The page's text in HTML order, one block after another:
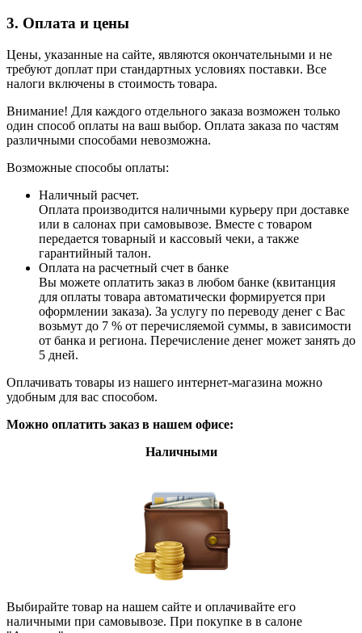
3. Оплата и цены
Цены, указанные на сайте, являются окончательными и не
требуют доплат при стандартных условиях поставки. Все
налоги включены в стоимость товара.
Внимание! Для каждого отдельного заказа возможен только
один способ оплаты на ваш выбор. Оплата заказа по частям
различными способами невозможна.
Возможные способы оплаты:
Наличный расчет.
Оплата производится наличными курьеру при доставке
или в салонах при самовывозе. Вместе с товаром
передается товарный и кассовый чеки, а также
гарантийный талон.
Оплата на расчетный счет в банке
Вы можете оплатить заказ в любом банке (квитанция
для оплаты товара автоматически формируется при
оформлении заказа). За услугу по переводу денег с Вас
возьмут до 7 % от перечисляемой суммы, в зависимости
от банка и региона. Перечисление денег может занять до
5 дней.
Оплачивать товары из нашего интернет-магазина можно
удобным для вас способом.
Можно оплатить заказ в нашем офисе:
Наличными
Выбирайте товар на нашем сайте и оплачивайте его
наличными при самовывозе. При покупке в в салоне